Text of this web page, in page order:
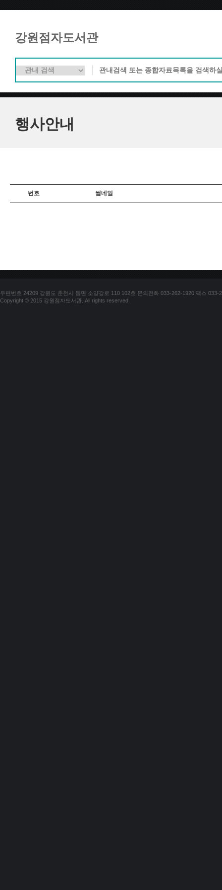
강원점자도서관
행사안내
번호 썸네일
우편번호 24209 강원도 춘천시 동면 소양강로 110 102호 문의전화 033-262-1920 팩스 033-
Copyright © 2015 강원점자도서관. All rights reserved.